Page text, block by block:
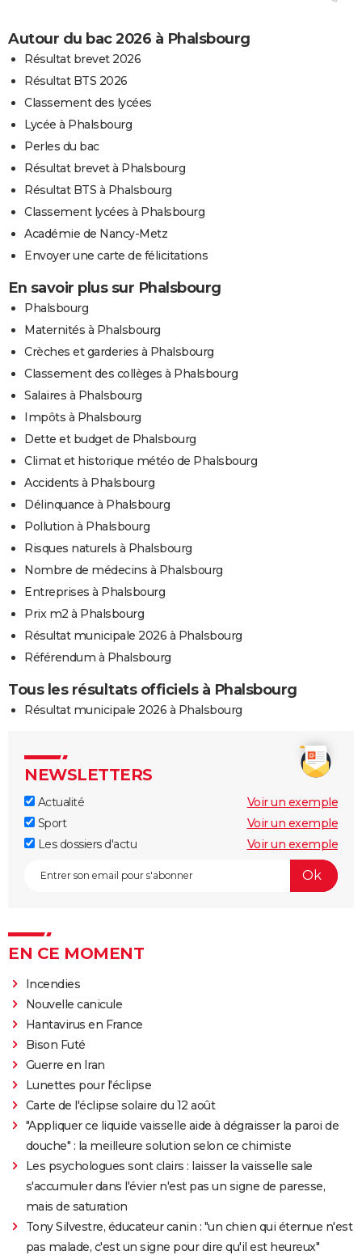
Autour du bac 2026 à Phalsbourg
Résultat brevet 2026
Résultat BTS 2026
Classement des lycées
Lycée à Phalsbourg
Perles du bac
Résultat brevet à Phalsbourg
Résultat BTS à Phalsbourg
Classement lycées à Phalsbourg
Académie de Nancy-Metz
Envoyer une carte de félicitations
En savoir plus sur Phalsbourg
Phalsbourg
Maternités à Phalsbourg
Crèches et garderies à Phalsbourg
Classement des collèges à Phalsbourg
Salaires à Phalsbourg
Impôts à Phalsbourg
Dette et budget de Phalsbourg
Climat et historique météo de Phalsbourg
Accidents à Phalsbourg
Délinquance à Phalsbourg
Pollution à Phalsbourg
Risques naturels à Phalsbourg
Nombre de médecins à Phalsbourg
Entreprises à Phalsbourg
Prix m2 à Phalsbourg
Résultat municipale 2026 à Phalsbourg
Référendum à Phalsbourg
Tous les résultats officiels à Phalsbourg
Résultat municipale 2026 à Phalsbourg
NEWSLETTERS
Actualité
Voir un exemple
Sport
Voir un exemple
Les dossiers d'actu
Voir un exemple
EN CE MOMENT
Incendies
Nouvelle canicule
Hantavirus en France
Bison Futé
Guerre en Iran
Lunettes pour l'éclipse
Carte de l'éclipse solaire du 12 août
"Appliquer ce liquide vaisselle aide à dégraisser la paroi de
douche" : la meilleure solution selon ce chimiste
Les psychologues sont clairs : laisser la vaisselle sale
s'accumuler dans l'évier n'est pas un signe de paresse,
mais de saturation
Tony Silvestre, éducateur canin : "un chien qui éternue n'est
pas malade, c'est un signe pour dire qu'il est heureux"